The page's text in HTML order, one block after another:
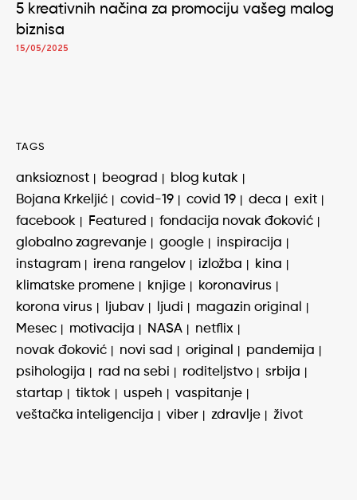
5 kreativnih načina za promociju vašeg malog
biznisa
15/05/2025
TAGS
anksioznost beograd
blog kutak
Bojana Krkeljić
covid-19 covid 19 deca
exit
facebook
Featured
fondacija novak đoković
globalno zagrevanje
google
inspiracija
instagram
irena rangelov izložba
kina
klimatske promene
knjige
koronavirus
korona virus
ljubav ljudi
magazin original
Mesec
motivacija NASA
netflix
novak đoković
novi sad original
pandemija
psihologija
rad na sebi roditeljstvo
srbija
startap
tiktok uspeh
vaspitanje
veštačka inteligencija
viber zdravlje život